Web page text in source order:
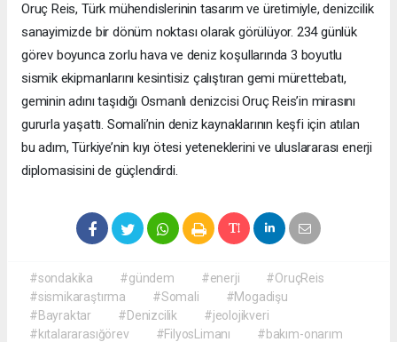
Oruç Reis, Türk mühendislerinin tasarım ve üretimiyle, denizcilik
sanayimizde bir dönüm noktası olarak görülüyor. 234 günlük
görev boyunca zorlu hava ve deniz koşullarında 3 boyutlu
sismik ekipmanlarını kesintisiz çalıştıran gemi mürettebatı,
geminin adını taşıdığı Osmanlı denizcisi Oruç Reis’in mirasını
gururla yaşattı. Somali’nin deniz kaynaklarının keşfi için atılan
bu adım, Türkiye’nin kıyı ötesi yeteneklerini ve uluslararası enerji
diplomasisini de güçlendirdi.
#sondakika #gündem #enerji
#OruçReis
#sismikaraştırma
#Somali
#Mogadişu
#Bayraktar
#Denizcilik
#jeolojikveri
#kıtalararasığörev
#FilyosLimanı #bakım-onarım